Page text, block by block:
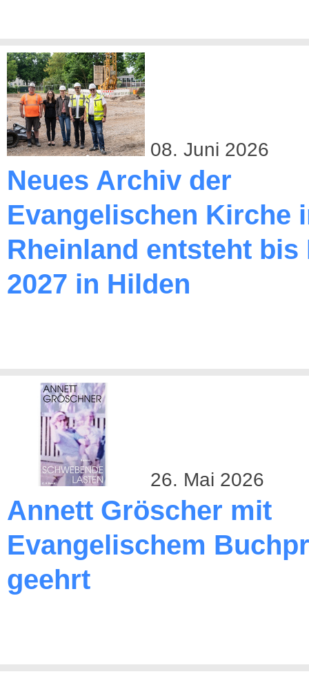
08. Juni 2026
Neues Archiv der
Evangelischen Kirche
Rheinland entsteht bis
2027 in Hilden
26. Mai 2026
Annett Gröscher mit
Evangelischem
geehrt